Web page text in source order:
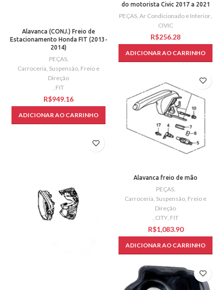
Alavanca (CONJ.) Freio de
Estacionamento Honda FIT (2013-
2014)
PEÇAS,
Carroceria, Suspensão, Freio e
Direção
, FIT
R$
ADICIONAR AO CARRINHO
do motorista Civic 2017 a 2021
PEÇAS Ar Condicionado e Interior
CIVIC
R$
ADICIONAR AO CARRINHO
Alavanca freio de mão
PEÇAS,
Carroceria, Suspensão, Freio e
Direção
, CITY, FIT
R$
ADICIONAR AO CARRINHO